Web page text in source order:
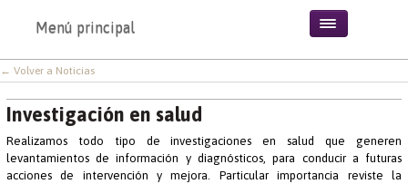
Menú principal
← Volver a Noticias
Investigación en salud
Realizamos todo tipo de investigaciones en salud que generen
levantamientos de información y diagnósticos, para conducir a futuras
acciones de intervención y mejora. Particular importancia reviste la